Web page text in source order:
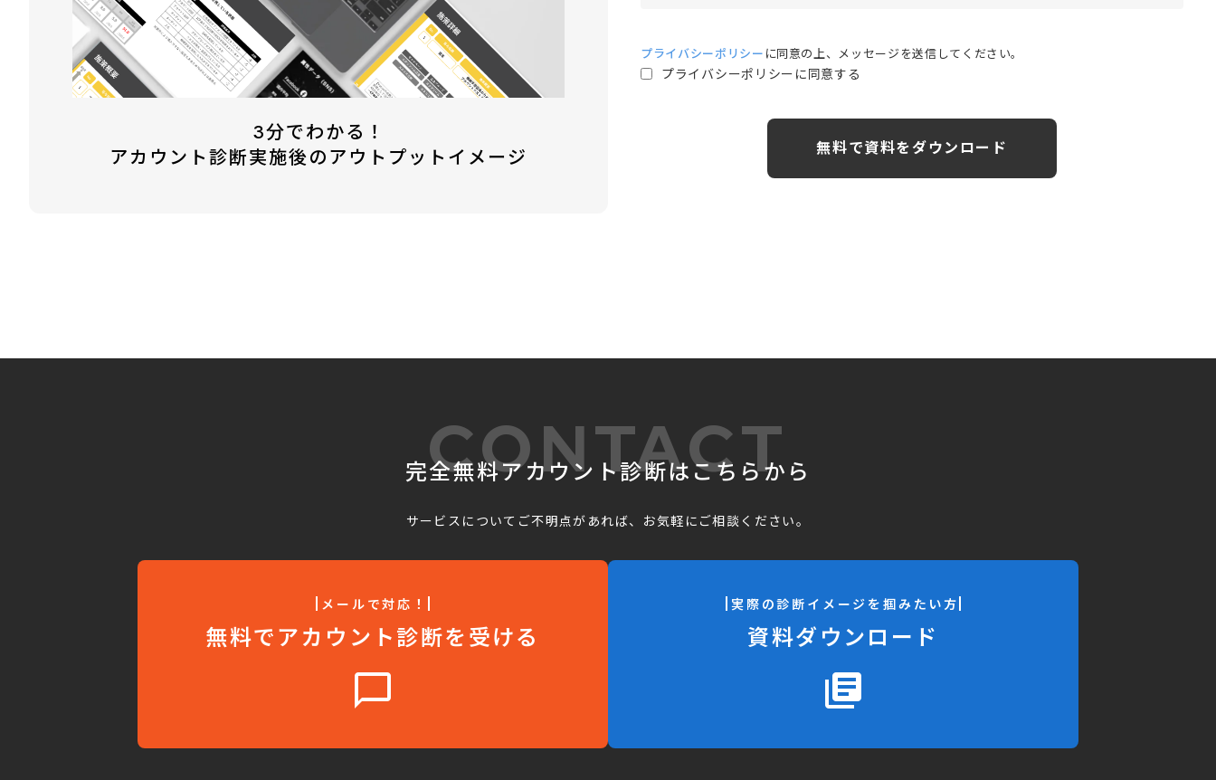
3分でわかる！
アカウント診断実施後のアウトプットイメージ
プライバシーポリシー に同意の上、メッセージを送信してください。
プライバシーポリシーに同意する
無料で資料をダウンロード
CONTACT
完全無料アカウント診断はこちらから
サービスについてご不明点があれば、お気軽にご相談ください。
メールで対応！
無料でアカウント診断を受ける
chat_bubble_outline
実際の診断イメージを掴みたい方
資料ダウンロード
library_books